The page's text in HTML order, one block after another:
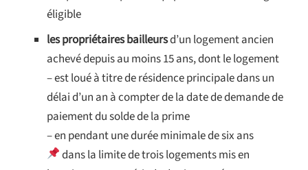
éligible
les propriétaires bailleursd’un logement ancien
achevé depuis au moins 15 ans, dont le logement
– est loué à titre de résidence principale dans un
délai d’un an à compter de la date de demande de
paiement du solde de la prime
– en pendant une durée minimale de six ans
dans la limite de trois logements mis en